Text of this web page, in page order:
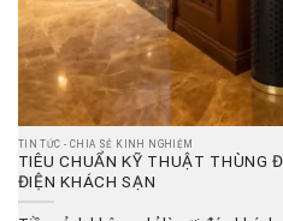
TIN TỨC - CHIA SẺ KINH NGHIỆM
TIÊU CHUẨN KỸ THUẬT THÙNG
ĐIỆN KHÁCH SẠN